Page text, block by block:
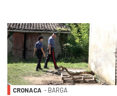
CRONACA - BARGA